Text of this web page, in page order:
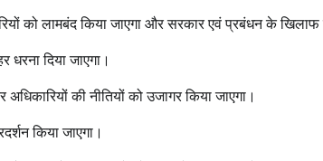
को लामबंद किया जाएगा और सरकार एवं प्रबंधन के खिलाफ
धरना दिया जाएगा।
की नीतियों को उजागर किया जाएगा।
किया जाएगा।